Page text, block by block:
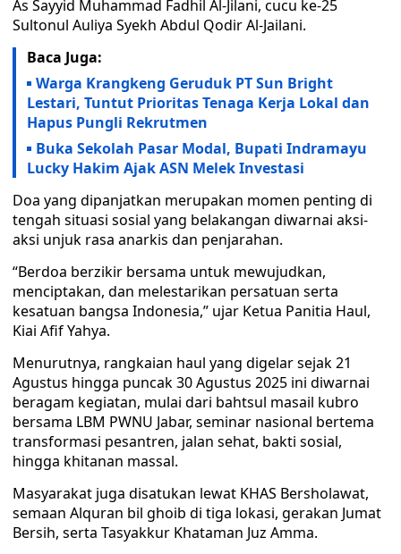
As Sayyid Muhammad Fadhil Al-Jilani, cucu ke-25
Sultonul Auliya Syekh Abdul Qodir Al-Jailani.
Baca Juga:
Warga Krangkeng Geruduk PT Sun Bright
Lestari, Tuntut Prioritas Tenaga Kerja Lokal dan
Hapus Pungli Rekrutmen
Buka Sekolah Pasar Modal, Bupati Indramayu
Lucky Hakim Ajak ASN Melek Investasi
Doa yang dipanjatkan merupakan momen penting di
tengah situasi sosial yang belakangan diwarnai aksi-
aksi unjuk rasa anarkis dan penjarahan.
“Berdoa berzikir bersama untuk mewujudkan,
menciptakan, dan melestarikan persatuan serta
kesatuan bangsa Indonesia,” ujar Ketua Panitia Haul,
Kiai Afif Yahya.
Menurutnya, rangkaian haul yang digelar sejak 21
Agustus hingga puncak 30 Agustus 2025 ini diwarnai
beragam kegiatan, mulai dari bahtsul masail kubro
bersama LBM PWNU Jabar, seminar nasional bertema
transformasi pesantren, jalan sehat, bakti sosial,
hingga khitanan massal.
Masyarakat juga disatukan lewat KHAS Bersholawat,
semaan Alquran bil ghoib di tiga lokasi, gerakan Jumat
Bersih, serta Tasyakkur Khataman Juz Amma.